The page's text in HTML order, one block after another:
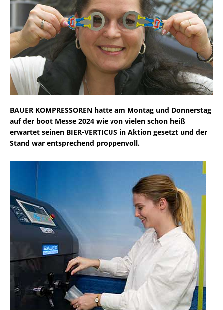
BAUER KOMPRESSOREN hatte am Montag und Donnerstag
auf der boot Messe 2024 wie von vielen schon heiß
erwartet seinen BIER-VERTICUS in Aktion gesetzt und der
Stand war entsprechend proppenvoll.